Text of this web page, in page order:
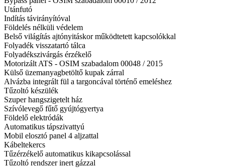
Utánfutó
Indítás távirányítóval
Földelés nélküli védelem
Belső világítás ajtónyitáskor működtetett kapcsolókkal
Folyadék visszatartó tálca
Folyadékszivárgás érzékelő
Motorizált ATS - OSIM szabadalom 00048 / 2015
Külső üzemanyagbetöltő kupak zárral
Alvázba integrált fül a targoncával történő emeléshez
Tűzoltó készülék
Szuper hangszigetelt ház
Szívólevegő fűtő gyújtógyertya
Földelő elektródák
Automatikus tápszivattyú
Mobil elosztó panel 4 aljzattal
Kábeltekercs
Tűzérzékelő automatikus kikapcsolással
Tűzoltó rendszer inert gázzal